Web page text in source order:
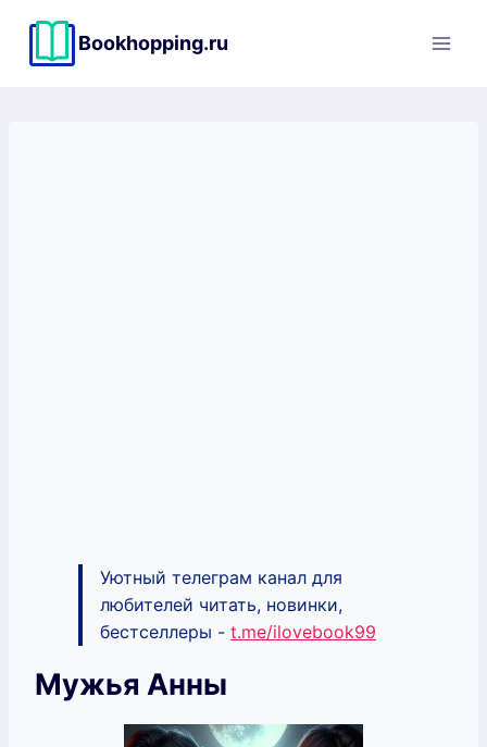
содержимому
Bookhopping.ru
Уютный телеграм канал для
любителей читать, новинки,
бестселлеры - t.me/ilovebook99
Мужья Анны